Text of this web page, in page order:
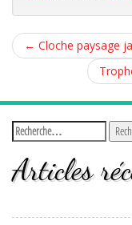
← Cloche paysage
Articles